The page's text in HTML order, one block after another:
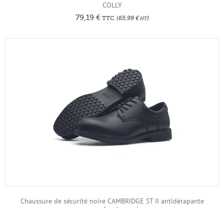
COLLY
79,19 € TTC (65,99 €HT)
Chaussure de sécurité noire CAMBRIDGE ST II antidérapante